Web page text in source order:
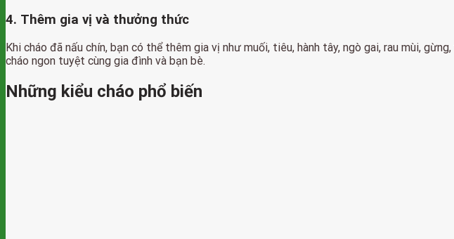
4. Thêm gia vị và thưởng thức
Khi cháo đã nấu chín, bạn có thể thêm gia vị như muối, tiêu, hành tây, ngò gai, rau mùi,
cháo ngon tuyệt cùng gia đình và bạn bè.
Những kiểu cháo phổ biến